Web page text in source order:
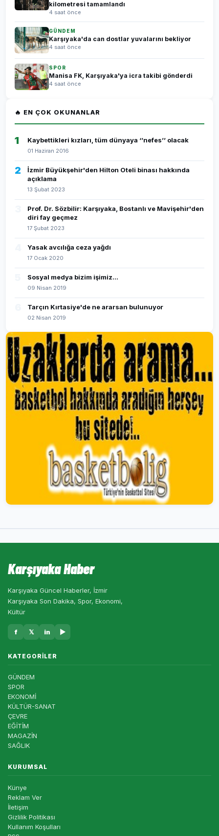
kilometresi tamamlandı
4 saat önce
GÜNDEM
Karşıyaka'da can dostlar yuvalarını bekliyor
4 saat önce
SPOR
Manisa FK, Karşıyaka'ya icra takibi gönderdi
4 saat önce
🔥 EN ÇOK OKUNANLAR
1 Kaybettikleri kızları, tüm dünyaya ‘’nefes’’ olacak
01 Haziran 2016
2
İzmir Büyükşehir'den Hilton Oteli binası hakkında
açıklama
13 Şubat 2023
Prof. Dr. Sözbilir: Karşıyaka, Bostanlı ve Mavişehir'den
diri fay geçmez
17 Şubat 2023
Yasak avcılığa ceza yağdı
17 Ocak 2020
Sosyal medya bizim işimiz...
09 Nisan 2019
Tarçın Kırtasiye'de ne ararsan bulunuyor
02 Nisan 2019
Karşıyaka Haber
Karşıyaka Güncel Haberler, İzmir
Karşıyaka Son Dakika, Spor, Ekonomi,
Kültür
f 𝕏 in ▶
KATEGORILER
GÜNDEM
SPOR
EKONOMİ
KÜLTÜR-SANAT
ÇEVRE
EĞİTİM
MAGAZİN
SAĞLIK
KURUMSAL
Künye
Reklam Ver
İletişim
Gizlilik Politikası
Kullanım Koşulları